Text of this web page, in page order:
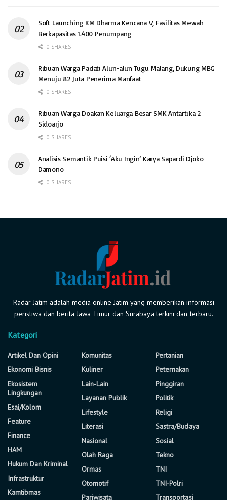
Soft Launching KM Dharma Kencana V, Fasilitas Mewah
Berkapasitas 1.400 Penumpang
0 SHARES
Ribuan Warga Padati Alun-alun Tugu Malang, Dukung MBG
Menuju 82 Juta Penerima Manfaat
0 SHARES
Ribuan Warga Doakan Keluarga Besar SMK Antartika 2
Sidoarjo
0 SHARES
Analisis Semantik Puisi ‘Aku Ingin’ Karya Sapardi Djoko
Damono
0 SHARES
Radar Jatim adalah media online Jatim yang memberikan informasi
peristiwa dan berita Jawa Timur dan Surabaya terkini dan terbaru.
Kategori
Artikel Dan Opini
Ekonomi Bisnis
Ekosistem
Lingkungan
Esai/Kolom
Feature
Finance
HAM
Hukum Dan Kriminal
Infrastruktur
Kamtibmas
Komunitas
Kuliner
Lain-Lain
Layanan Publik
Lifestyle
Literasi
Nasional
Olah Raga
Ormas
Otomotif
Pariwisata
Pertanian
Peternakan
Pinggiran
Politik
Religi
Sastra/Budaya
Sosial
Tekno
TNI
TNI-Polri
Transportasi